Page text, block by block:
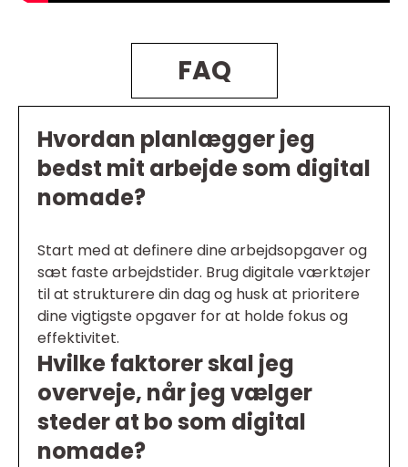
FAQ
Hvordan planlægger jeg
bedst mit arbejde som digital
nomade?
Start med at definere dine arbejdsopgaver og
sæt faste arbejdstider. Brug digitale værktøjer
til at strukturere din dag og husk at prioritere
dine vigtigste opgaver for at holde fokus og
effektivitet.
Hvilke faktorer skal jeg
overveje, når jeg vælger
steder at bo som digital
nomade?